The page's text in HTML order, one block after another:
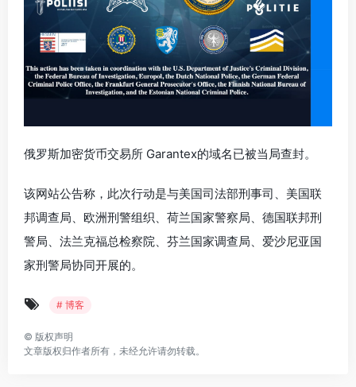
俄罗斯加密货币交易所 Garantex的域名已被当局查封。
该网站公告称，此次行动是与美国司法部刑事司、美国联
邦调查局、欧洲刑警组织、荷兰国家警察局、德国联邦刑
警局、法兰克福总检察院、芬兰国家调查局、爱沙尼亚国
家刑警局协同开展的。
# 博客
© 版权声明
文章版权归作者所有，未经允许请勿转载。